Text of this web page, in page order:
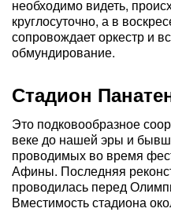
необходимо видеть,
круглосуточно, а в
сопровождает оркестр и
обмундирование.
Стадион
Это подковообразное
веке до нашей эры и
проводимых во время
Афины. Последняя
проводилась перед
Вместимость стадиона